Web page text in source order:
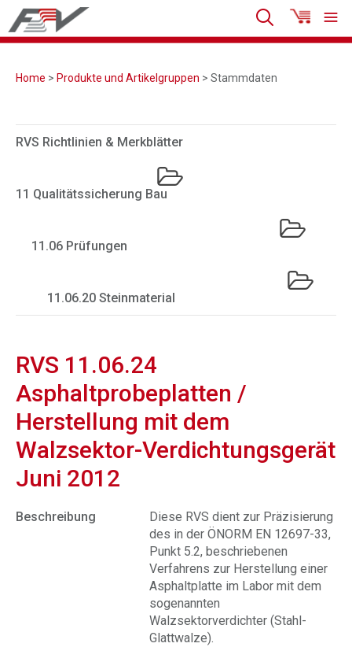
Home > Produkte und Artikelgruppen > Stammdaten
RVS Richtlinien & Merkblätter
11 Qualitätssicherung Bau
11.06 Prüfungen
11.06.20 Steinmaterial
RVS 11.06.24
Asphaltprobeplatten /
Herstellung mit dem
Walzsektor-Verdichtungsgerät
Juni 2012
Beschreibung
Diese RVS dient zur Präzisierung
des in der ÖNORM EN 12697-33,
Punkt 5.2, beschriebenen
Verfahrens zur Herstellung einer
Asphaltplatte im Labor mit dem
sogenannten
Walzsektorverdichter (Stahl-
Glattwalze).